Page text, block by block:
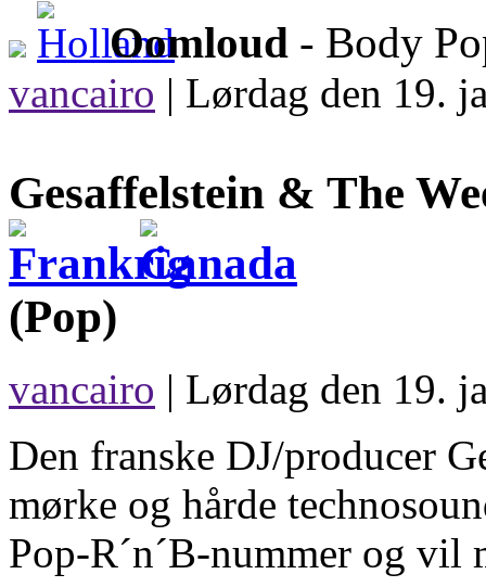
Oomloud - Body
vancairo | Lørdag den 19.
Gesaffelstein & The
(Pop)
vancairo | Lørdag den 19.
Den franske DJ/producer
mørke og hårde
Pop-R´n´B-nummer og vil